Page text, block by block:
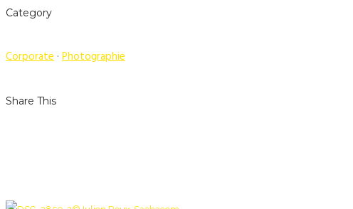
Category
Corporate · Photographie
Share This